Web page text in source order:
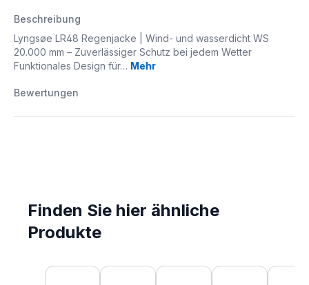
Beschreibung
Lyngsøe LR48 Regenjacke | Wind- und wasserdicht WS
20.000 mm – Zuverlässiger Schutz bei jedem Wetter
Funktionales Design für… Mehr
Bewertungen
Finden Sie hier ähnliche
Produkte
Produktgalerie überspringen